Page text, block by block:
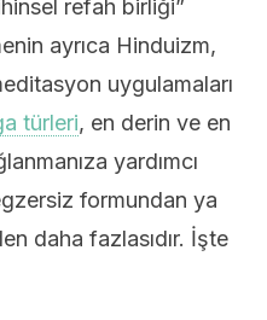
refah birliği”
ayrıca Hinduizm,
uygulamaları
türleri, en derin ve en
yardımcı
formundan ya
daha fazlasıdır. İşte